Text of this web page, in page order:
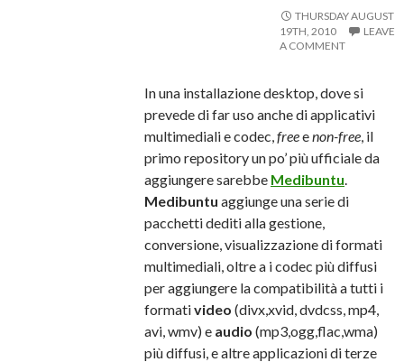
THURSDAY AUGUST
19TH, 2010
LEAVE
A COMMENT
In una installazione desktop, dove si
prevede di far uso anche di applicativi
multimediali e codec, freeenon-free , il
primo repository un po’ più ufficiale da
aggiungere sarebbe Medibuntu
Medibuntu aggiunge una serie di
pacchetti dediti alla gestione,
conversione, visualizzazione di formati
multimediali, oltre a i codec più diffusi
per aggiungere la compatibilità a tutti i
formativideo (divx,xvid, dvdcss, mp4,
avi, wmv) e audio (mp3,ogg,flac,wma)
più diffusi, e altre applicazioni di terze